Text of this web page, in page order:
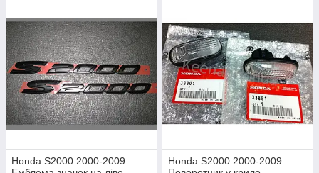
Honda S2000 2000-2009
Honda S2000 2000-2009